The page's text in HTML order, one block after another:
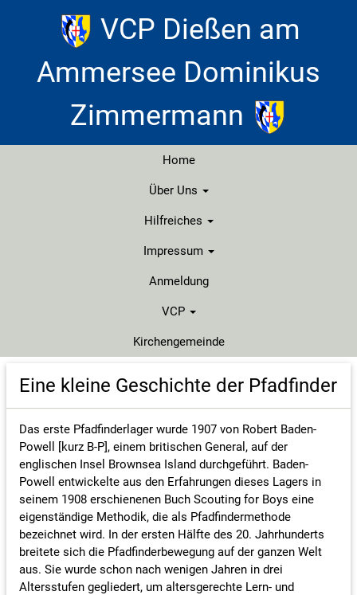
VCP Dießen am
Ammersee Dominikus
Zimmermann
Home
Über Uns
Was sind eigenlich Pfadfinder?
Der Stamm
Stammesleitung
Geschichte
Gruppen
Hilfreiches
Packliste
Stammesordnung
Impressum
Kontakt
Impressum
Disclaimer
Anmeldung
VCP
VCP Region Isar
Freizeit- und Fahrtenbedarf
Kirchengemeinde
Eine kleine Geschichte der Pfadfinder
Das erste Pfadfinderlager wurde 1907 von Robert Baden-
Powell [kurz B-P], einem britischen General, auf der
englischen Insel Brownsea Island durchgeführt. Baden-
Powell entwickelte aus den Erfahrungen dieses Lagers in
seinem 1908 erschienenen Buch Scouting for Boys eine
eigenständige Methodik, die als Pfadfindermethode
bezeichnet wird. In der ersten Hälfte des 20. Jahrhunderts
breitete sich die Pfadfinderbewegung auf der ganzen Welt
aus. Sie wurde schon nach wenigen Jahren in drei
Altersstufen gegliedert, um altersgerechte Lern- und